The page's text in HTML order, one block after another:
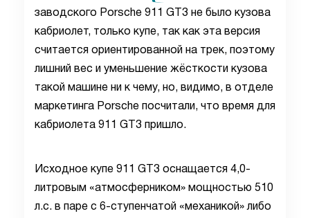
заводского Porsche 911 GT3 не было кузова
кабриолет, только купе, так как эта версия
считается ориентированной на трек, поэтому
лишний вес и уменьшение жёсткости кузова
такой машине ни к чему, но, видимо, в отделе
маркетинга Porsche посчитали, что время для
кабриолета 911 GT3 пришло.
Исходное купе 911 GT3 оснащается 4,0-
литровым «атмосферником» мощностью 510
л.с. в паре с 6-ступенчатой «механикой» либо